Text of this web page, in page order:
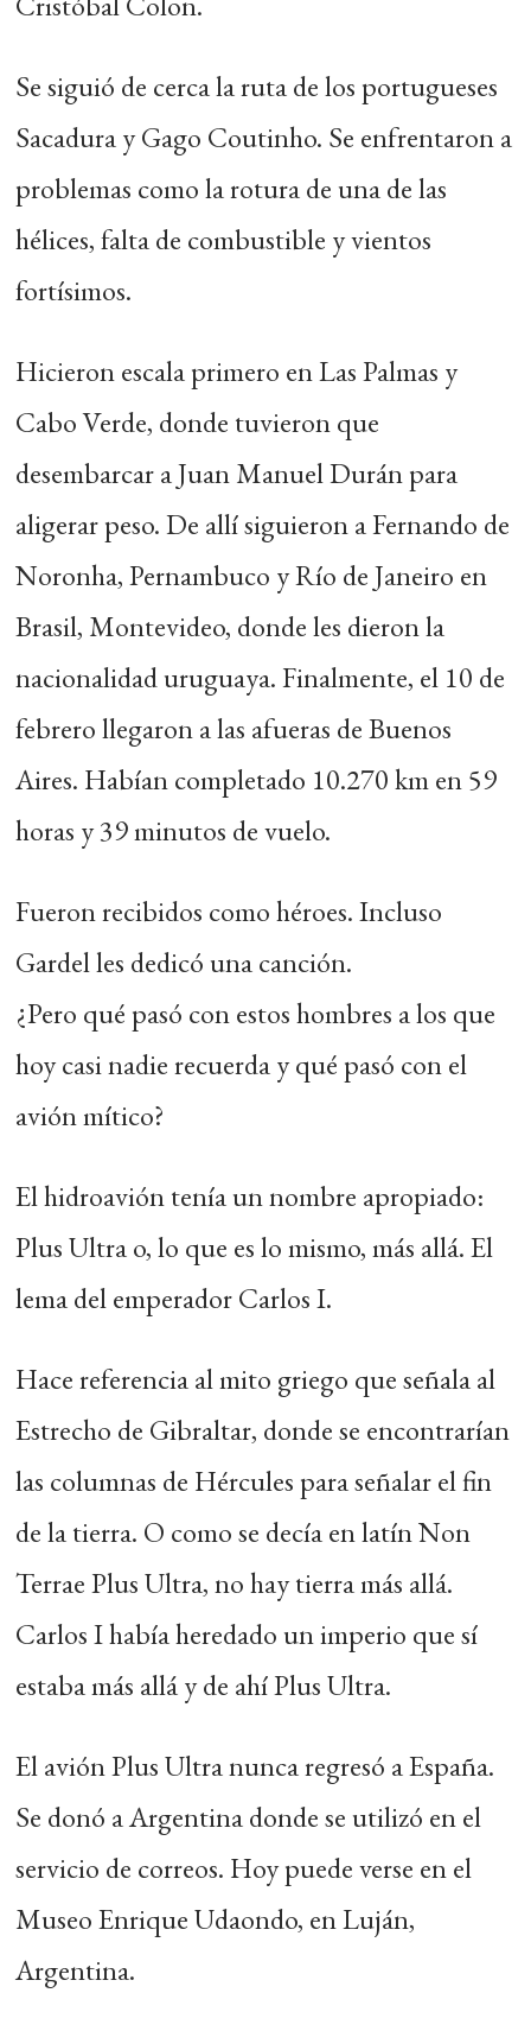
Se siguió de cerca la ruta de los portugueses
Sacadura y Gago Coutinho. Se enfrentaron a
problemas como la rotura de una de las
hélices, falta de combustible y vientos
fortísimos.
Hicieron escala primero en Las Palmas y
Cabo Verde, donde tuvieron que
desembarcar a Juan Manuel Durán para
aligerar peso. De allí siguieron a Fernando de
Noronha, Pernambuco y Río de Janeiro en
Brasil, Montevideo, donde les dieron la
nacionalidad uruguaya. Finalmente, el 10 de
febrero llegaron a las afueras de Buenos
Aires. Habían completado 10.270 km en 59
horas y 39 minutos de vuelo.
Fueron recibidos como héroes. Incluso
Gardel les dedicó una canción.
¿Pero qué pasó con estos hombres a los que
hoy casi nadie recuerda y qué pasó con el
avión mítico?
El hidroavión tenía un nombre apropiado:
Plus Ultra o, lo que es lo mismo, más allá. El
lema del emperador Carlos I.
Hace referencia al mito griego que señala al
Estrecho de Gibraltar, donde se encontrarían
las columnas de Hércules para señalar el fin
de la tierra. O como se decía en latín Non
Terrae Plus Ultra, no hay tierra más allá.
Carlos I había heredado un imperio que sí
estaba más allá y de ahí Plus Ultra.
El avión Plus Ultra nunca regresó a España.
Se donó a Argentina donde se utilizó en el
servicio de correos. Hoy puede verse en el
Museo Enrique Udaondo, en Luján,
Argentina.